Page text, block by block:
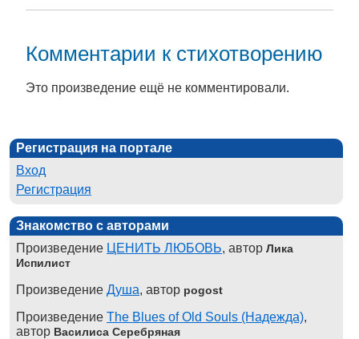
Комментарии к стихотворению
Это произведение ещё не комментировали.
Регистрация на портале
Вход
Регистрация
Знакомство с авторами
Произведение ЦЕНИТЬ ЛЮБОВЬ, автор Лика
Испилист
Произведение Душа, автор pogost
Произведение The Blues of Old Souls (Надежда),
автор Василиса Серебряная